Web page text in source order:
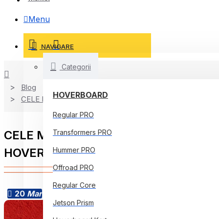
Menu
NAVIGARE
Categorii
HOVERBOARD
Regular PRO
Transformers PRO
Hummer PRO
Offroad PRO
Regular Core
Jetson Prism
Blog
CELE MAI IMPORTANTE SEMNALE DE ALARMĂ LA
CELE MAI IMPORTANTE SEMNALE
HOVERBOARD
20 Mar